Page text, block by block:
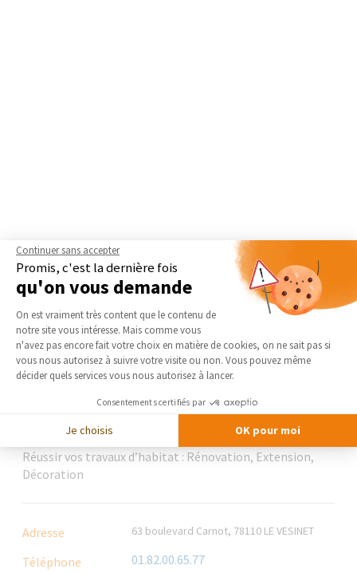
Agence de Saint-Germain-en-Laye | Bougival |
DOMEOS
Réussir vos travaux d’habitat : Rénovation, Extension,
Décoration
Adresse 63 boulevard Carnot, 78110 LE VESINET
Téléphone
01.82.00.65.77
Continuer sans accepter
Promis, c'est la dernière fois
qu'on vous demande
Plateforme de Gestion du
On est vraiment très content que le contenu de
notre site vous intéresse. Mais comme vous
n'avez pas encore fait votre choix en matière de cookies, on ne sait pas si
vous nous autorisez à suivre votre visite ou non. Vous pouvez même
décider quels services vous nous autorisez à lancer.
Consentements certifiés par
Je choisis OK pour moi
Axeptio consent